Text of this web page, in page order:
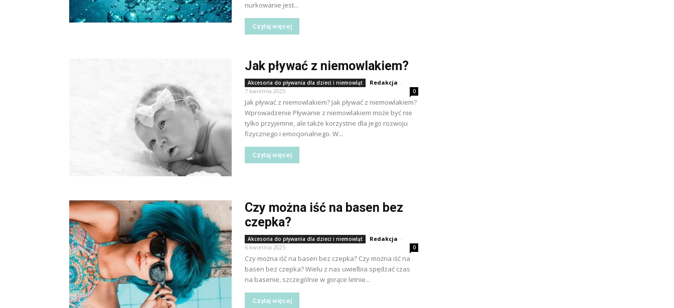
nurkowanie jest...
Czytaj więcej
Jak pływać z niemowlakiem?
Akcesoria do pływania dla dzieci i niemowląt Redakcja -
7 kwietnia 2025
0
Jak pływać z niemowlakiem? Jak pływać z niemowlakiem?
Wprowadzenie Pływanie z niemowlakiem może być nie
tylko przyjemne, ale także korzystne dla jego rozwoju
fizycznego i emocjonalnego. W...
Czytaj więcej
Czy można iść na basen bez
czepka?
Akcesoria do pływania dla dzieci i niemowląt Redakcja -
6 kwietnia 2025
0
Czy można iść na basen bez czepka? Czy można iść na
basen bez czepka? Wielu z nas uwielbia spędzać czas
na basenie, szczególnie w gorące letnie...
Czytaj więcej